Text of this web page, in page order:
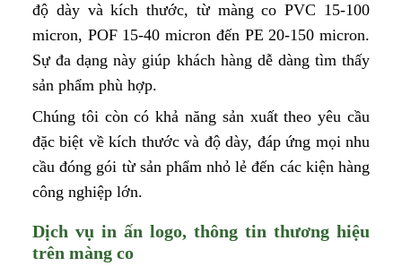
độ dày và kích thước, từ màng co PVC 15-100
micron, POF 15-40 micron đến PE 20-150 micron.
Sự đa dạng này giúp khách hàng dễ dàng tìm thấy
sản phẩm phù hợp.
Chúng tôi còn có khả năng sản xuất theo yêu cầu
đặc biệt về kích thước và độ dày, đáp ứng mọi nhu
cầu đóng gói từ sản phẩm nhỏ lẻ đến các kiện hàng
công nghiệp lớn.
Dịch vụ in ấn logo, thông tin thương hiệu
trên màng co